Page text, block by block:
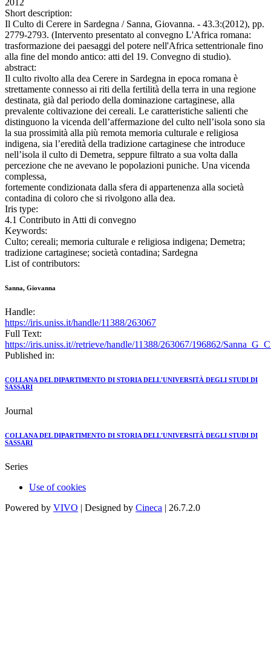
2012
Short description:
Il Culto di Cerere in Sardegna / Sanna, Giovanna. - 43.3:(2012), pp.
2779-2793. (Intervento presentato al convegno L'Africa romana:
trasformazione dei paesaggi del potere nell'Africa settentrionale fino
alla fine del mondo antico: atti del 19. Convegno di studio).
abstract:
Il culto rivolto alla dea Cerere in Sardegna in epoca romana è
strettamente connesso ai riti della fertilità della terra in una regione
destinata, già dal periodo della dominazione cartaginese, alla
prevalente coltivazione dei cereali. Le caratteristiche salienti che
distinguono la vicenda dell’affermazione del culto nell’isola sono sia
la sua prossimità alla più remota memoria culturale e religiosa
indigena, sia l’eredità della tradizione cartaginese che introduce
nell’isola il culto di Demetra, seppure filtrato a sua volta dalla
percezione che ne avevano le popolazioni puniche. Una vicenda
complessa,
fortemente condizionata dalla sfera di appartenenza alla società
contadina di coloro che si rivolgono alla dea.
Iris type:
4.1 Contributo in Atti di convegno
Keywords:
Culto; cereali; memoria culturale e religiosa indigena; Demetra;
tradizione cartaginese; società contadina; Sardegna
List of contributors:
Sanna, Giovanna
Handle:
https://iris.uniss.it/handle/11388/263067
Full Text:
https://iris.uniss.it//retrieve/handle/11388/263067/196862/
Published in:
COLLANA DEL DIPARTIMENTO DI STORIA DELL'UNIVERSITÀ DEGLI STUDI DI
SASSARI
Journal
COLLANA DEL DIPARTIMENTO DI STORIA DELL'UNIVERSITÀ DEGLI STUDI DI
SASSARI
Series
Use of cookies
Powered by VIVO | Designed by Cineca | 26.7.2.0